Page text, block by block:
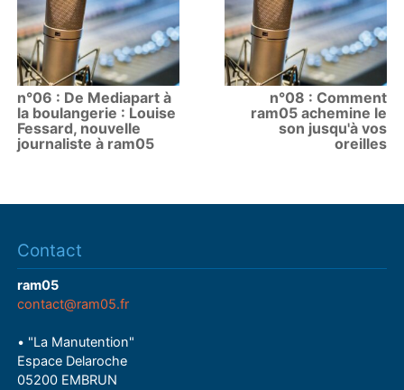
n°06 : De Mediapart à
la boulangerie : Louise
Fessard, nouvelle
journaliste à ram05
n°08 : Comment
ram05 achemine le
son jusqu'à vos
oreilles
Contact
ram05
contact@ram05.fr
• "La Manutention"
Espace Delaroche
05200 EMBRUN